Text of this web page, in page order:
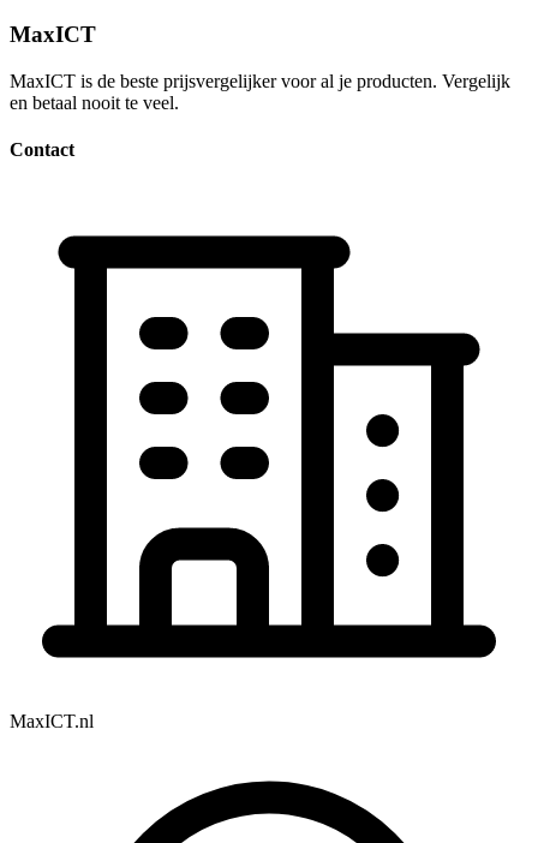
MaxICT
MaxICT is de beste prijsvergelijker voor al je producten. Vergelijk
en betaal nooit te veel.
Contact
MaxICT.nl